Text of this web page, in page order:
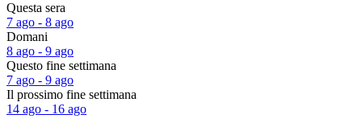
Questa sera
7 ago - 8 ago
Domani
8 ago - 9 ago
Questo fine settimana
7 ago - 9 ago
Il prossimo fine settimana
14 ago - 16 ago